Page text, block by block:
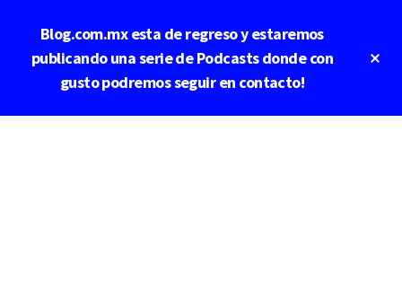
contenido
Blog.com.mx esta de regreso y estaremos
publicando una serie de Podcasts donde con
gusto podremos seguir en contacto!